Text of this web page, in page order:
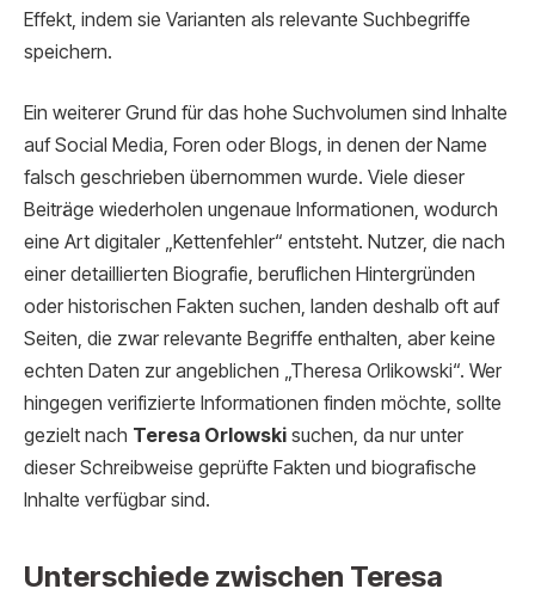
Effekt, indem sie Varianten als relevante Suchbegriffe
speichern.
Ein weiterer Grund für das hohe Suchvolumen sind Inhalte
auf Social Media, Foren oder Blogs, in denen der Name
falsch geschrieben übernommen wurde. Viele dieser
Beiträge wiederholen ungenaue Informationen, wodurch
eine Art digitaler „Kettenfehler“ entsteht. Nutzer, die nach
einer detaillierten Biografie, beruflichen Hintergründen
oder historischen Fakten suchen, landen deshalb oft auf
Seiten, die zwar relevante Begriffe enthalten, aber keine
echten Daten zur angeblichen „Theresa Orlikowski“. Wer
hingegen verifizierte Informationen finden möchte, sollte
gezielt nach Teresa Orlowski suchen, da nur unter
dieser Schreibweise geprüfte Fakten und biografische
Inhalte verfügbar sind.
Unterschiede zwischen Teresa